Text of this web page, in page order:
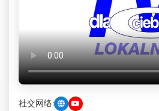
社交网络: